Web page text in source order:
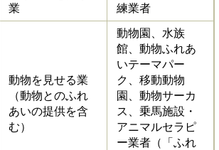
業
練業者
動物を見せる業
（動物とのふれ
あいの提供を含
む）
動物園、水族
館、動物ふれあ
いテーマパー
ク、移動動物
園、動物サーカ
ス、乗馬施設・
アニマルセラピ
ー業者（「ふれ